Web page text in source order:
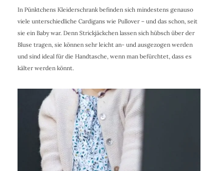
In Pünktchens Kleiderschrank befinden sich mindestens genauso
viele unterschiedliche Cardigans wie Pullover – und das schon, seit
sie ein Baby war. Denn Strickjäckchen lassen sich hübsch über der
Bluse tragen, sie können sehr leicht an- und ausgezogen werden
und sind ideal für die Handtasche, wenn man befürchtet, dass es
kälter werden könnt.